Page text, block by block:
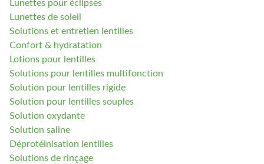
Lunettes de soleil
Solutions et entretien lentilles
Confort & hydratation
Lotions pour lentilles
Solutions pour lentilles multifonction
Solution pour lentilles rigide
Solution pour lentilles souples
Solution oxydante
Solution saline
Déprotéinisation lentilles
Solutions de rinçage